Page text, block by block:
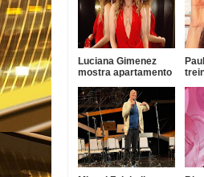
Luciana Gimenez
mostra apartamento
para antigo imóvel
de Neymar